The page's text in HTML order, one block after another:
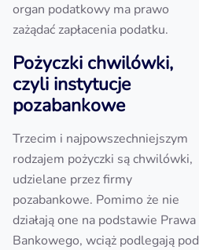
organ podatkowy ma prawo
zażądać zapłacenia podatku.
Pożyczki chwilówki,
czyli instytucje
pozabankowe
Trzecim i najpowszechniejszym
rodzajem pożyczki są chwilówki,
udzielane przez firmy
pozabankowe. Pomimo że nie
działają one na podstawie Prawa
Bankowego, wciąż podlegają pod